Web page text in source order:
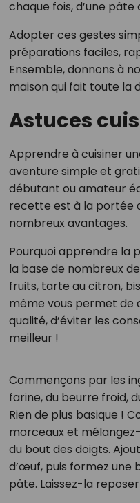
chaque fois, d’une
Adopter ces gestes
préparations faciles,
Ensemble, donnons à
maison qui fait toute la
Astuces
Apprendre à cuisiner
aventure simple et
débutant ou amateur
recette est à la portée
nombreux avantages.
Pourquoi apprendre la
la base de nombreux
fruits, tarte au citron,
même vous permet de
qualité, d’éviter les
meilleur !
Commençons par les
farine, du beurre froid,
Rien de plus basique !
morceaux et
du bout des doigts.
d’œuf, puis formez une
pâte. Laissez-la